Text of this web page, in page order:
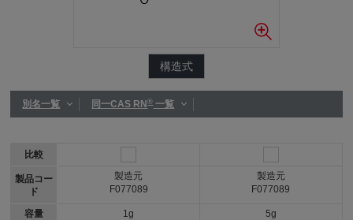
構造式
別名一覧 同一CAS RN®一覧
比較
製品コー
ド
容量
製造元
F077089
1g
製造元
F077089
5g